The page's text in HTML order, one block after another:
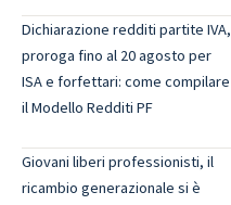
Dichiarazione redditi partite IVA,
proroga fino al 20 agosto per
ISA e forfettari: come compilare
il Modello Redditi PF
Giovani liberi professionisti, il
ricambio generazionale si è